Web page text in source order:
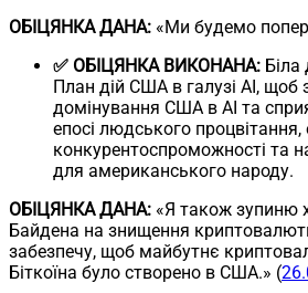
ОБІЦЯНКА ДАНА: «Ми будемо
✅ ОБІЦЯНКА ВИКОНАНА: Біла
План дій США в галузі AI, щоб
домінування США в AI та
епосі людського процвітання,
конкурентоспроможності та
для американського народу.
ОБІЦЯНКА ДАНА: «Я також зупиню
Байдена на знищення
забезпечу, щоб майбутнє
Біткоїна було створено в США.» (